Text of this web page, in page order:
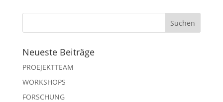
Neueste Beiträge
PROEJEKTTEAM
WORKSHOPS
FORSCHUNG